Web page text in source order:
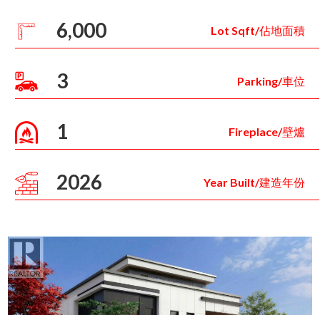
6,000 Lot Sqft/佔地面積
3 Parking/車位
1 Fireplace/壁爐
2026 Year Built/建造年份